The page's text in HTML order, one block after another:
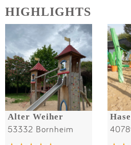
HIGHLIGHTS
Alter Weiher
53332 Bornheim